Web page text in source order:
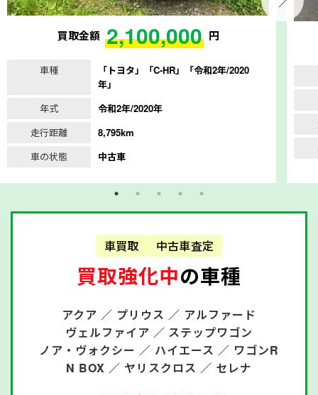
買取金額 2,100,000 円
車種
「トヨタ」「C-HR」「令和2年/2020
年」
年式
令和2年/2020年
走行距離
8,795km
車の状態
中古車
車買取 中古車査定
買取強化中の車種
アクア ／ プリウス ／ アルファード
ヴェルファイア ／ ステップワゴン
ノア・ヴォクシー ／ ハイエース ／ ワゴンR
N BOX ／ ヤリスクロス ／ セレナ